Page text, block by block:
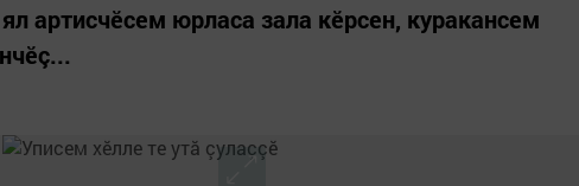
артисчӗсем юрласа зала кӗрсен, куракансем